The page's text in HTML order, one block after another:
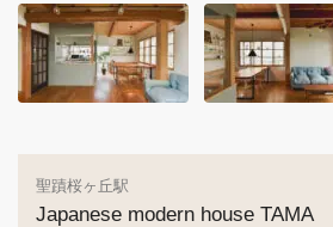
聖蹟桜ヶ丘駅
Japanese modern house TAMA